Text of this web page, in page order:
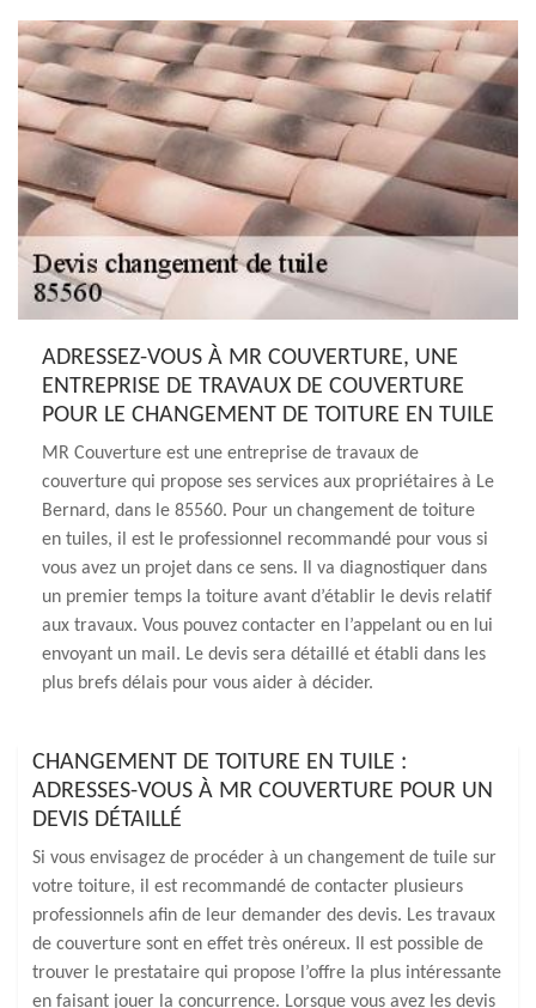
ADRESSEZ-VOUS À MR COUVERTURE, UNE
ENTREPRISE DE TRAVAUX DE COUVERTURE
POUR LE CHANGEMENT DE TOITURE EN TUILE
MR Couverture est une entreprise de travaux de
couverture qui propose ses services aux propriétaires à Le
Bernard, dans le 85560. Pour un changement de toiture
en tuiles, il est le professionnel recommandé pour vous si
vous avez un projet dans ce sens. Il va diagnostiquer dans
un premier temps la toiture avant d’établir le devis relatif
aux travaux. Vous pouvez contacter en l’appelant ou en lui
envoyant un mail. Le devis sera détaillé et établi dans les
plus brefs délais pour vous aider à décider.
CHANGEMENT DE TOITURE EN TUILE :
ADRESSES-VOUS À MR COUVERTURE POUR UN
DEVIS DÉTAILLÉ
Si vous envisagez de procéder à un changement de tuile sur
votre toiture, il est recommandé de contacter plusieurs
professionnels afin de leur demander des devis. Les travaux
de couverture sont en effet très onéreux. Il est possible de
trouver le prestataire qui propose l’offre la plus intéressante
en faisant jouer la concurrence. Lorsque vous avez les devis